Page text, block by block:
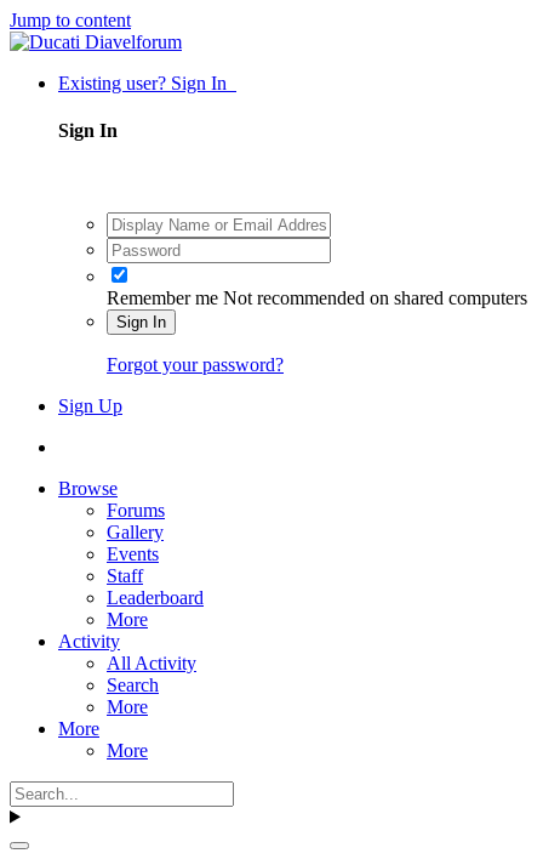
Jump to content
Existing user? Sign In
Sign In
Remember me Not recommended on shared computers
Sign In
Forgot your password?
Sign Up
Browse
Forums
Gallery
Events
Staff
Leaderboard
More
Activity
All Activity
Search
More
More
More